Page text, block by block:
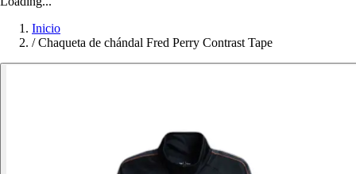
Inicio
/ Chaqueta de chándal Fred Perry Contrast Tape